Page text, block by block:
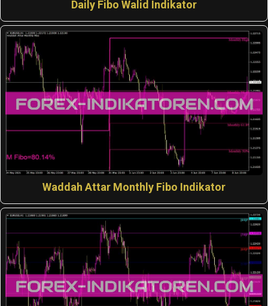
Daily Fibo Walid Indikator
Waddah Attar Monthly Fibo Indikator